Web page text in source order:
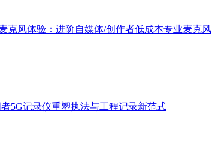
克风体验：进阶自媒体/创作者低成本专业麦克风
5G记录仪重塑执法与工程记录新范式